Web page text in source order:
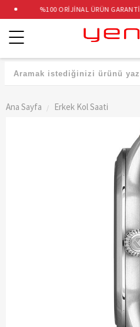
%100 ORİJİNAL ÜRÜN GARANTİSİ
Kategoriler
Ana Sayfa Erkek Kol Saati